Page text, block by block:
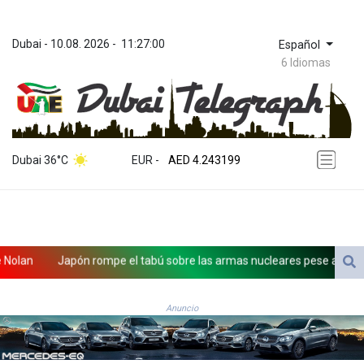
Dubai - 10.08. 2026 - 11:27:00 Español
6 Idiomas
Dubai 36°C EUR -
ZWL 372.037716
AED 4.243199
AED 4.243199
AFN 76.816385
ARS 1731.96426
AUD 1.634492
AZN 1.961832
BAM 1.955111
BBD 2.320873
BDT 142.639766
Japón rompe el tabú sobre las armas nucleares pese a
Anuncio